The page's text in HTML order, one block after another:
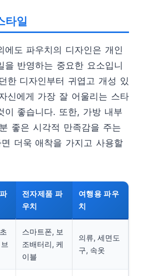
타일
에도 파우치의 디자인은 개인
을 반영하는 중요한 요소입니
한 디자인부터 귀엽고 개성 있
신에게 가장 잘 어울리는 스타
이 좋습니다. 또한, 가방 내부
좋은 시각적 만족감을 주는
더욱 애착을 가지고 사용할
전자제품 파
우치
여행용 파우
치
스마트폰, 보
조배터리, 케
이블
의류, 세면도
구, 속옷